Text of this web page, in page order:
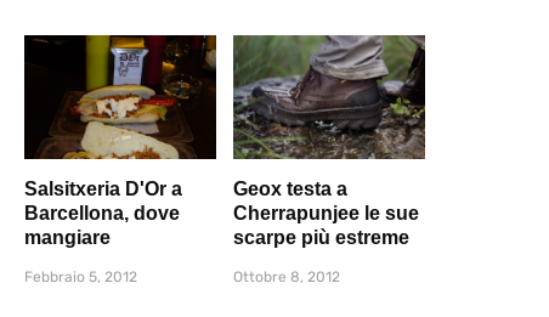
Salsitxeria D'Or a
Barcellona, dove
mangiare
Febbraio 5, 2012
Geox testa a
Cherrapunjee le sue
scarpe più estreme
Ottobre 8, 2012